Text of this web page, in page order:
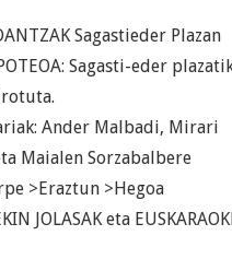
Sagastieder Plazan
Sagasti-eder
Ander Malbadi, Mirari
Maialen Sorzabalbere
>Eraztun >Hegoa
JOLASAK eta